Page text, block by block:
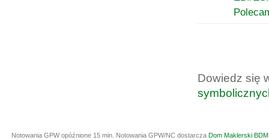
Dowiedz się
Notowania GPW opóźnione 15 min. Notowania GPW/NC dostarcza Dom Maklerski